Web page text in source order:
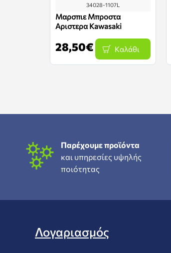
34028-1107L
Μαρσπιε Μπροστα
Αριστερα Kawasaki
28,50€ Καλάθι
Παρέχουμε προϊόντα
και υπηρεσίες υψηλής
ποιότητας
Λογαριασμός